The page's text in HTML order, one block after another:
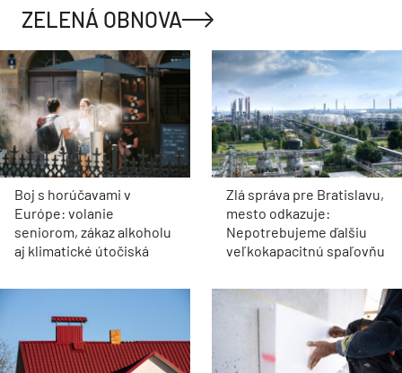
ZELENÁ OBNOVA
Boj s horúčavami v
Európe: volanie
seniorom, zákaz alkoholu
aj klimatické útočiská
Zlá správa pre Bratislavu,
mesto odkazuje:
Nepotrebujeme ďalšiu
veľkokapacitnú spaľovňu